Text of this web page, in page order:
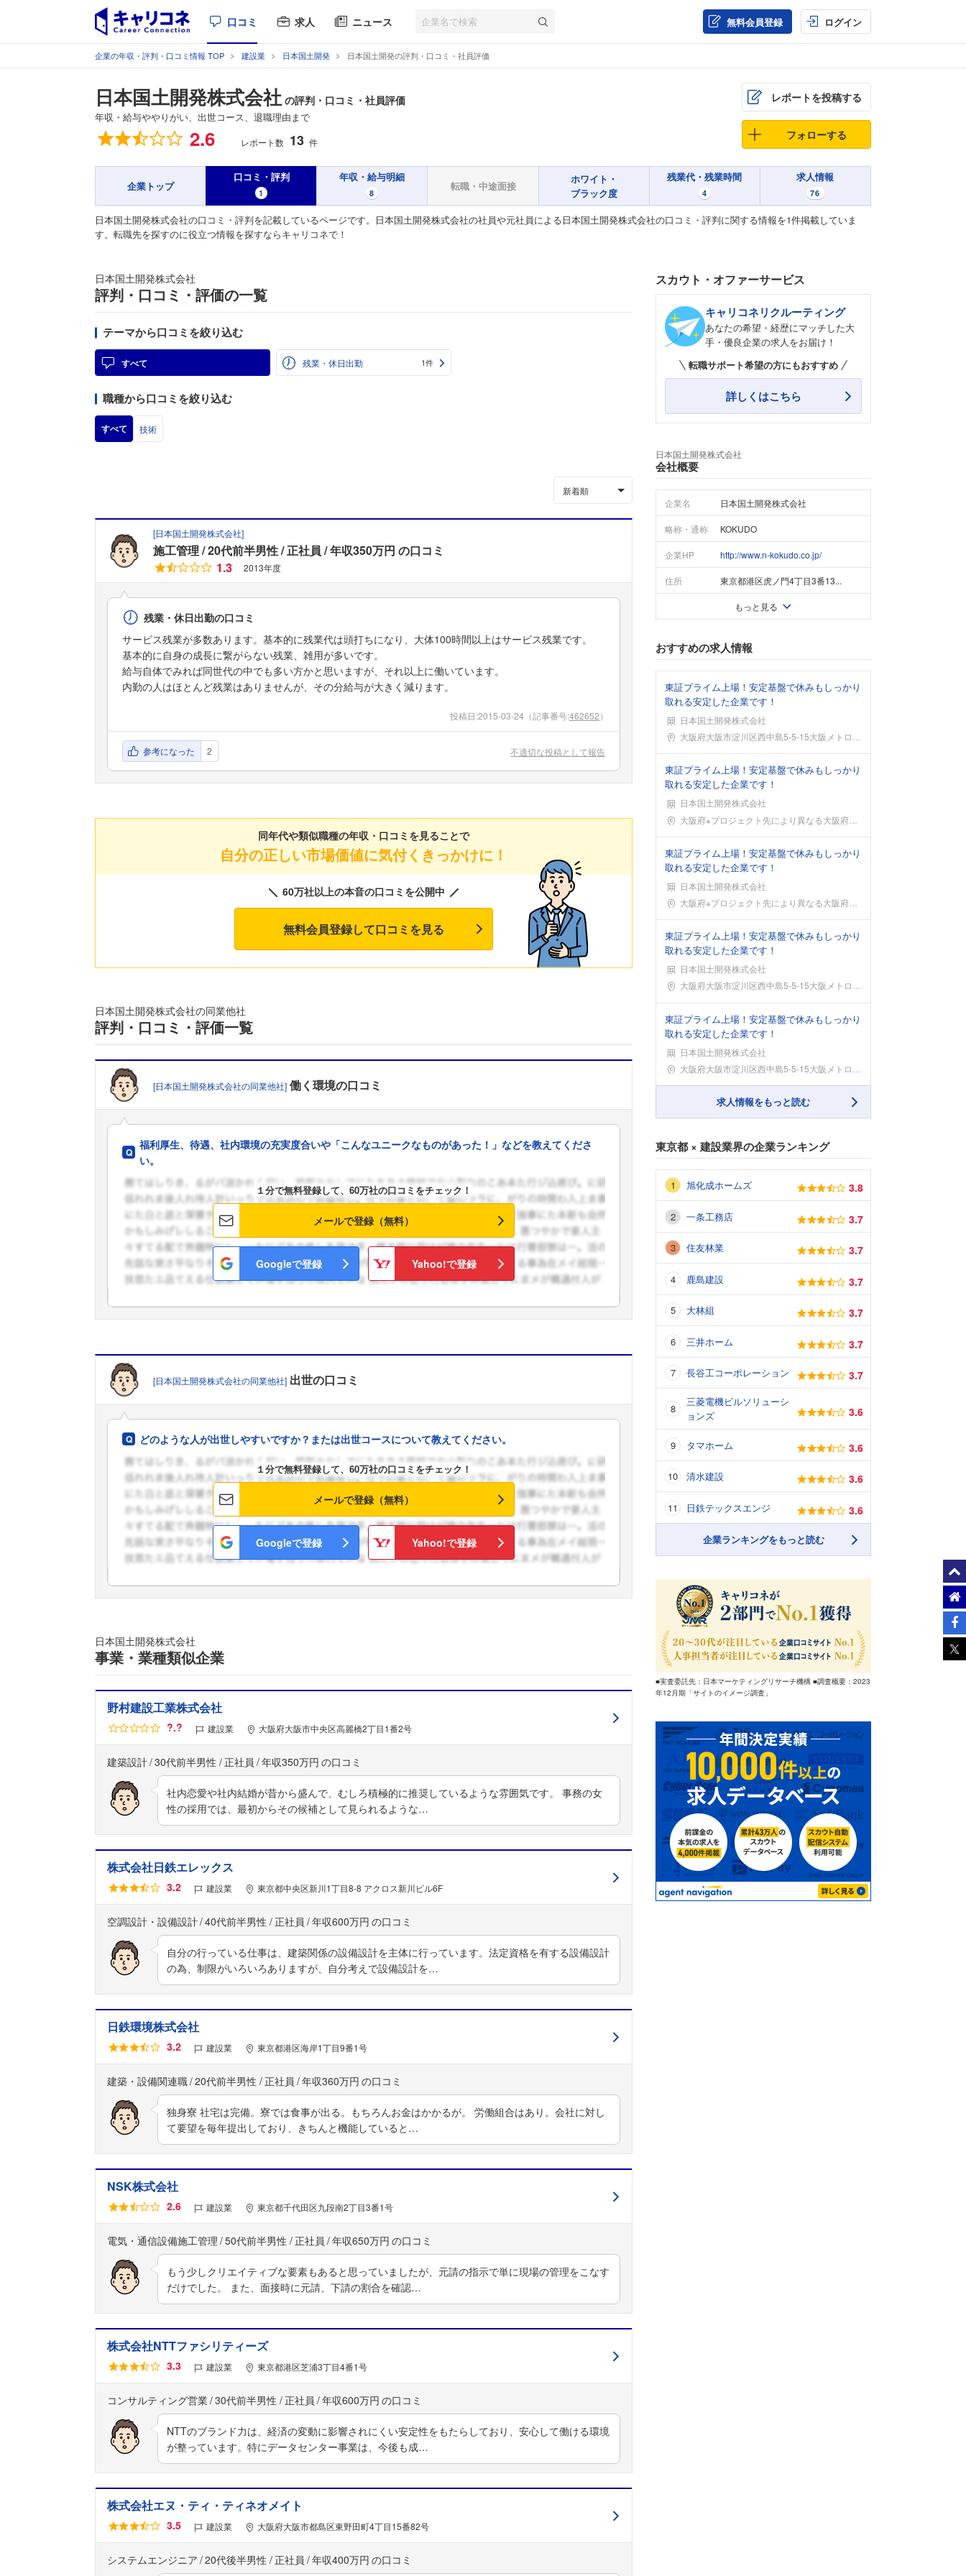
口コミ 求人 ニュース 無料会員登録 ログイン
企業の年収・評判・口コミ情報 TOP 建設業 日本国土開発 日本国土開発の評判・口コミ・社員評価
日本国土開発株式会社 の評判・口コミ・社員評価
年収・給与ややりがい、出世コース、退職理由まで
総合評価 2.6 レポート数 13 件
レポートを投稿する
フォローする
企業トップ
口コミ・評判
1
年収・給与明細
8
転職・中途面接
ホワイト・
ブラック度
残業代・残業時間
4
求人情報
76
日本国土開発株式会社の口コミ・評判を記載しているページです。日本国土開発株式会社の社員や元社員による日本国土開発株式会社の口コミ・評判に関する情報を1件掲載していま
す。転職先を探すのに役立つ情報を探すならキャリコネで！
フォローしました
日本国土開発株式会社
評判・口コミ・評価の一覧
テーマから口コミを絞り込む
すべて 残業・休日出勤 1件
職種から口コミを絞り込む
すべて 技術
新着順
[日本国土開発株式会社]
施工管理 20代前半男性 正社員 年収350万円 の口コミ
1.3
2013年度
残業・休日出勤の口コミ
サービス残業が多数あります。基本的に残業代は頭打ちになり、大体100時間以上はサービス残業です。
基本的に自身の成長に繋がらない残業、雑用が多いです。
給与自体でみれば同世代の中でも多い方かと思いますが、それ以上に働いています。
内勤の人はほとんど残業はありませんが、その分給与が大きく減ります。
投稿日:2015-03-24 （記事番号:462652）
参考になった 2 不適切な投稿として報告
同年代や類似職種の年収・口コミを見ることで
自分の正しい市場価値に気付くきっかけに！
60万社以上の本音の口コミを公開中
無料会員登録して口コミを見る
日本国土開発株式会社の同業他社
評判・口コミ・評価一覧
[日本国土開発株式会社の同業他社] 働く環境の口コミ
福利厚生、待遇、社内環境の充実度合いや「こんなユニークなものがあった！」などを教えてくださ
い。
１分で無料登録して、60万社の口コミをチェック！
メールで登録（無料）
Googleで登録 Yahoo!で登録
[日本国土開発株式会社の同業他社] 出世の口コミ
どのような人が出世しやすいですか？または出世コースについて教えてください。
１分で無料登録して、60万社の口コミをチェック！
メールで登録（無料）
Googleで登録 Yahoo!で登録
日本国土開発株式会社
事業・業種類似企業
野村建設工業株式会社
?.? 建設業 大阪府大阪市中央区高麗橋2丁目1番2号
建築設計 30代前半男性 正社員 年収350万円
社内恋愛や社内結婚が昔から盛んで、むしろ積極的に推奨しているような雰囲気です。 事務の女
性の採用では、最初からその候補として見られるような…
株式会社日鉄エレックス
3.2 建設業 東京都中央区新川1丁目8-8 アクロス新川ビル6F
空調設計・設備設計 40代前半男性 正社員 年収600万円
自分の行っている仕事は、建築関係の設備設計を主体に行っています。法定資格を有する設備設計
の為、制限がいろいろありますが、自分考えで設備設計を…
日鉄環境株式会社
3.2 建設業 東京都港区海岸1丁目9番1号
建築・設備関連職 20代前半男性 正社員 年収360万円
独身寮 社宅は完備。寮では食事が出る。もちろんお金はかかるが。 労働組合はあり。会社に対し
て要望を毎年提出しており、きちんと機能していると…
NSK株式会社
2.6 建設業 東京都千代田区九段南2丁目3番1号
電気・通信設備施工管理 50代前半男性 正社員 年収650万円
もう少しクリエイティブな要素もあると思っていましたが、元請の指示で単に現場の管理をこなす
だけでした。 また、面接時に元請、下請の割合を確認…
株式会社NTTファシリティーズ
3.3 建設業 東京都港区芝浦3丁目4番1号
コンサルティング営業 30代前半男性 正社員 年収600万円
NTTのブランド力は、経済の変動に影響されにくい安定性をもたらしており、安心して働ける環境
が整っています。特にデータセンター事業は、今後も成…
株式会社エヌ・ティ・ティネオメイト
3.5 建設業 大阪府大阪市都島区東野田町4丁目15番82号
システムエンジニア 20代後半男性 正社員 年収400万円
スカウト・オファーサービス
キャリコネリクルーティング
あなたの希望・経歴にマッチした大
手・優良企業の求人をお届け！
転職サポート希望の方にもおすすめ
詳しくはこちら
日本国土開発株式会社
会社概要
企業名 日本国土開発株式会社
略称・通称 KOKUDO
企業HP http://www.n-kokudo.co.jp/
住所 東京都港区虎ノ門4丁目3番13...
もっと見る
おすすめの求人情報
東証プライム上場！安定基盤で休みもしっかり
取れる安定した企業です！
日本国土開発株式会社
勤務地大阪府大阪市淀川区西中島5-5-15大阪メトロ御堂
東証プライム上場！安定基盤で休みもしっかり
取れる安定した企業です！
日本国土開発株式会社
勤務地大阪府※プロジェクト先により異なる大阪府※プロジェ
東証プライム上場！安定基盤で休みもしっかり
取れる安定した企業です！
日本国土開発株式会社
勤務地大阪府※プロジェクト先により異なる大阪府※プロジェ
東証プライム上場！安定基盤で休みもしっかり
取れる安定した企業です！
日本国土開発株式会社
勤務地大阪府大阪市淀川区西中島5-5-15大阪メトロ御堂
東証プライム上場！安定基盤で休みもしっかり
取れる安定した企業です！
日本国土開発株式会社
勤務地大阪府大阪市淀川区西中島5-5-15大阪メトロ御堂
求人情報をもっと読む
東京都 × 建設業界の企業ランキング
旭化成ホームズ 3.8
一条工務店 3.7
住友林業 3.7
鹿島建設 3.7
大林組 3.7
三井ホーム 3.7
長谷工コーポレーション 3.7
三菱電機ビルソリューシ
ョンズ
3.6
タマホーム 3.6
清水建設 3.6
日鉄テックスエンジ 3.6
企業ランキングをもっと読む
■実査委託先：日本マーケティングリサーチ機構 ■調査概要：2023
年12月期「サイトのイメージ調査」